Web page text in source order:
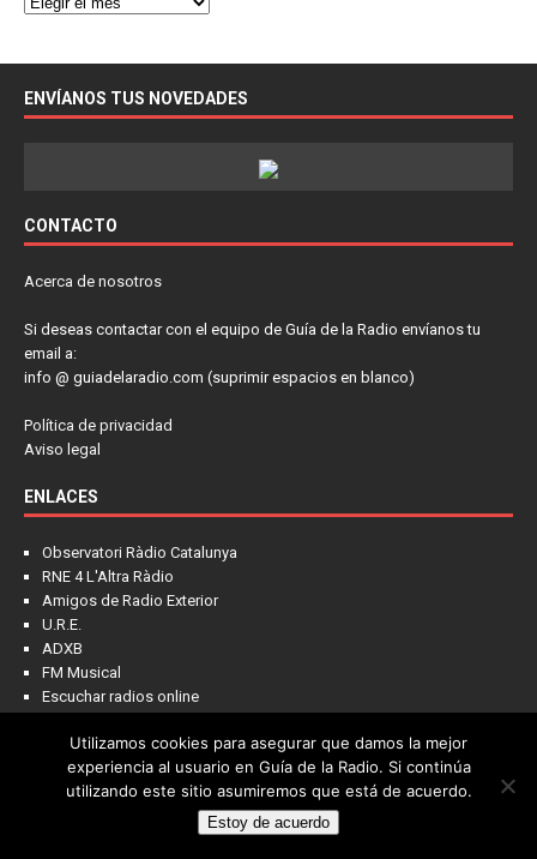
ENVÍANOS TUS NOVEDADES
CONTACTO
Acerca de nosotros
Si deseas contactar con el equipo de Guía de la Radio envíanos tu
email a:
info @ guiadelaradio.com (suprimir espacios en blanco)
Política de privacidad
Aviso legal
ENLACES
Observatori Ràdio Catalunya
RNE 4 L'Altra Ràdio
Amigos de Radio Exterior
U.R.E.
ADXB
FM Musical
Escuchar radios online
Copyright © 2022 - Guía de la Radio
Utilizamos cookies para asegurar que damos la mejor
experiencia al usuario en Guía de la Radio. Si continúa
utilizando este sitio asumiremos que está de acuerdo.
Estoy de acuerdo